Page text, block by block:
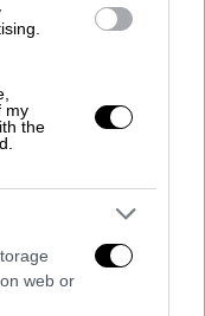
my
the
web or
. Για να ανοίξει
πληρότητά
κυμαίνεται
αναμένεται
20 Ιουνίου.
και μέσα
θα ανοίξει
ξενοδοχείων.